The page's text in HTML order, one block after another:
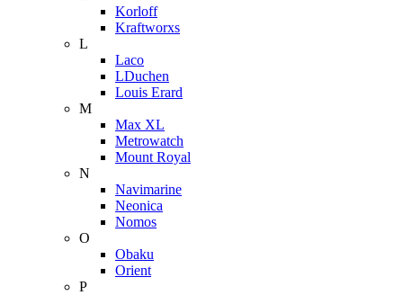
Korloff
Kraftworxs
L
Laco
LDuchen
Louis Erard
M
Max XL
Metrowatch
Mount Royal
N
Navimarine
Neonica
Nomos
O
Obaku
Orient
P